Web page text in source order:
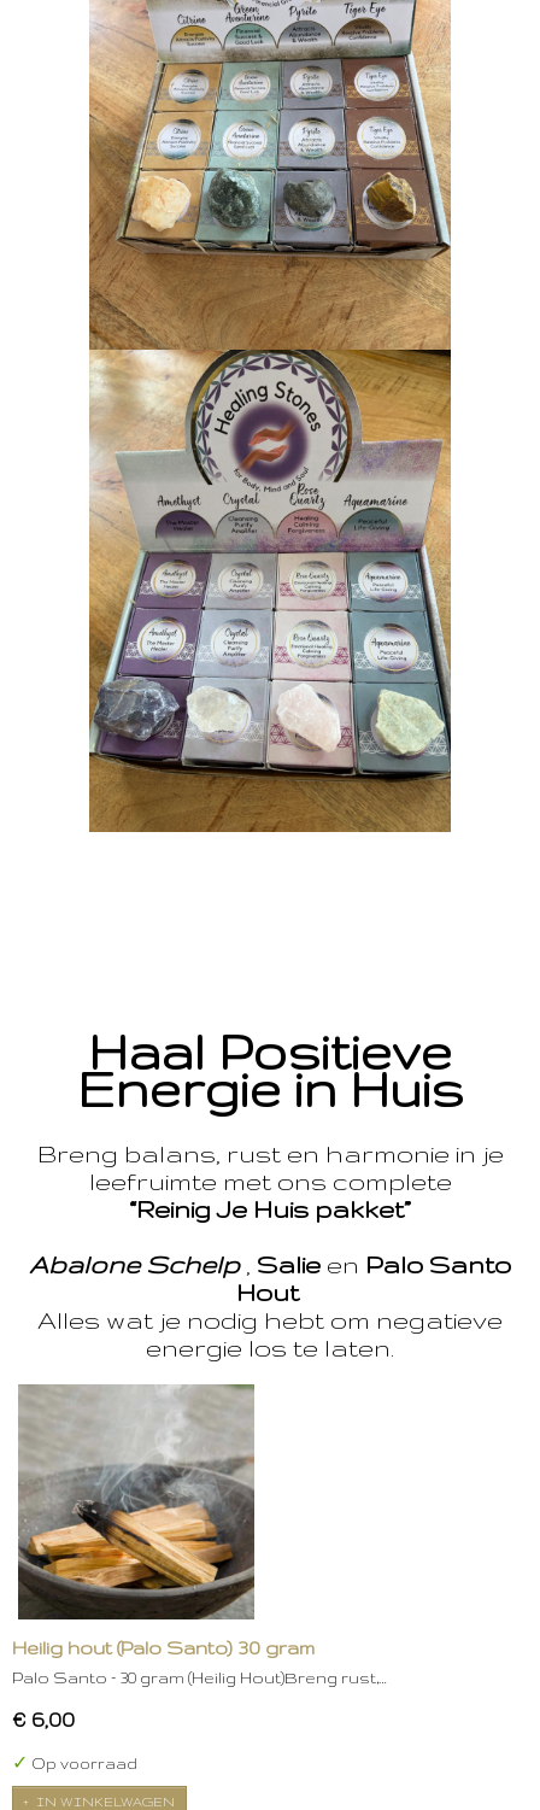
Haal Positieve
Energie in Huis
Breng balans, rust en harmonie in je
leefruimte met ons complete
“Reinig Je Huis pakket”
Abalone Schelp, Salie en Palo Santo
Hout
Alles wat je nodig hebt om negatieve
energie los te laten.
Heilig hout (Palo Santo) 30 gram
Palo Santo – 30 gram (Heilig Hout)Breng rust,…
€ 6,00
✓ Op voorraad
IN WINKELWAGEN